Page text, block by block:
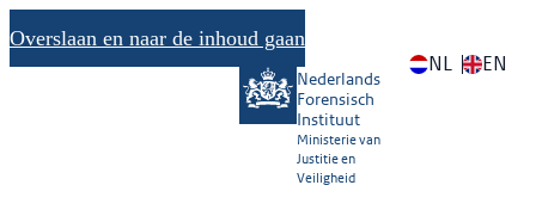
Overslaan en naar de inhoud gaan
NL EN
Nederlands
Forensisch
Instituut
Ministerie van
Justitie en
Veiligheid